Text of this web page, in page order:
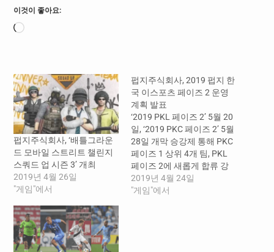
이것이 좋아요:
로
펍지주식회사, ‘배틀그라운
드 모바일 스트리트 챌린지
스쿼드 업 시즌 3’ 개최
2019년 4월 26일
"게임"에서
펍지주식회사, 2019 펍지 한
국 이스포츠 페이즈 2 운영
계획 발표
‘2019 PKL 페이즈 2’ 5월 20
일, ‘2019 PKC 페이즈 2’ 5월
28일 개막 승강제 통해 PKC
페이즈 1 상위 4개 팀, PKL
페이즈 2에 새롭게 합류 강
성진 기자 -- 펍지주식회사
(대표 김창한)가 ‘2019 펍지
2019년 4월 24일
"게임"에서